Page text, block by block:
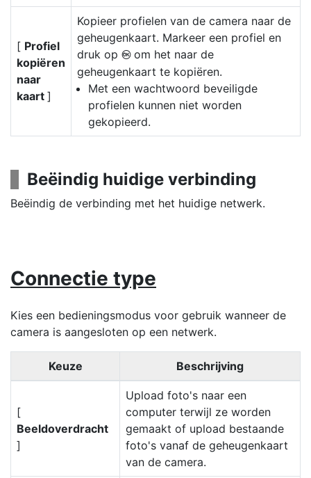
[ Profiel
kopiëren
naar
kaart ]
Kopieer profielen van de camera naar de
geheugenkaart. Markeer een profiel en
druk op J om het naar de
geheugenkaart te kopiëren.
Met een wachtwoord beveiligde
profielen kunnen niet worden
gekopieerd.
Beëindig huidige verbinding
Beëindig de verbinding met het huidige netwerk.
Connectie type
Kies een bedieningsmodus voor gebruik wanneer de
camera is aangesloten op een netwerk.
Keuze Beschrijving
[
Beeldoverdracht
]
Upload foto's naar een
computer terwijl ze worden
gemaakt of upload bestaande
foto's vanaf de geheugenkaart
van de camera.